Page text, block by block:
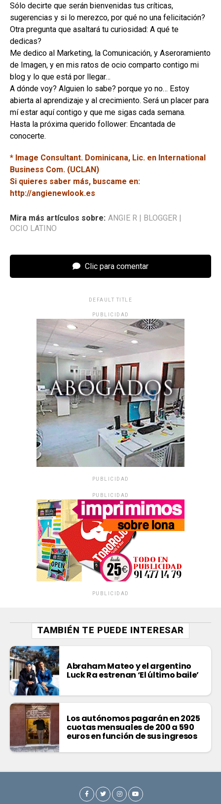
Sólo decirte que serán bienvenidas tus críticas,
sugerencias y si lo merezco, por qué no una felicitación?
Otra pregunta que asaltará tu curiosidad: A qué te
dedicas?
Me dedico al Marketing, la Comunicación, y Aseroramiento
de Imagen, y en mis ratos de ocio comparto contigo mi
blog y lo que está por llegar…
A dónde voy? Alguien lo sabe? porque yo no… Estoy
abierta al aprendizaje y al crecimiento. Será un placer para
mí estar aquí contigo y que me sigas cada semana.
Hasta la próxima querido follower: Encantada de
conocerte.
* Image Consultant. Dominicana, Lic. en International
Business Com. (UCLAN)
Si quieres saber más, buscame en:
http://angienewlook.es
Mira más artículos sobre: ANGIE R BLOGGER
OCIO LATINO
Clic para comentar
DEFAULT TITLE
PUBLICIDAD
PUBLICIDAD
PUBLICIDAD
PUBLICIDAD
TAMBIÉN TE PUEDE INTERESAR
Abraham Mateo y el argentino
Luck Ra estrenan ‘El último baile’
Los autónomos pagarán en 2025
cuotas mensuales de 200 a 590
euros en función de sus ingresos